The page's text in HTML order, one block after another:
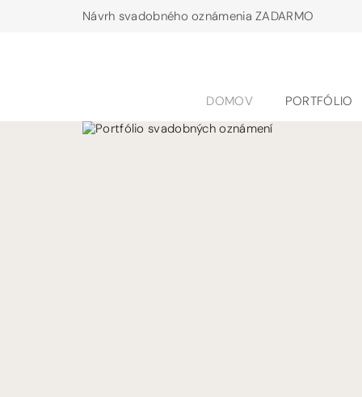
Návrh svadobného oznámenia ZADARMO
DOMOV PORTFÓLIO